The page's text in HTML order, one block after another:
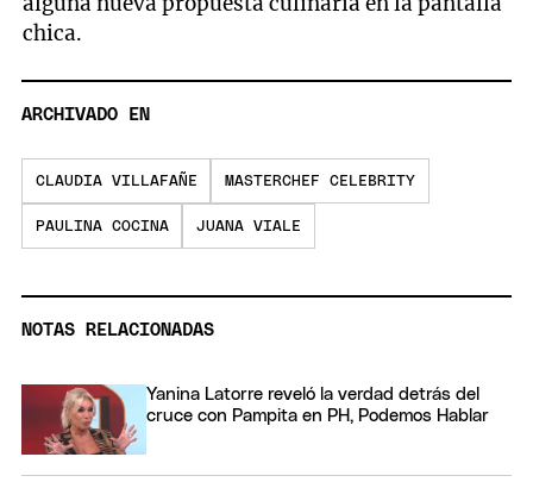
chica.
ARCHIVADO EN
CLAUDIA VILLAFAÑE MASTERCHEF CELEBRITY
PAULINA COCINA JUANA VIALE
NOTAS RELACIONADAS
Yanina Latorre reveló la verdad detrás del
cruce con Pampita en PH, Podemos Hablar